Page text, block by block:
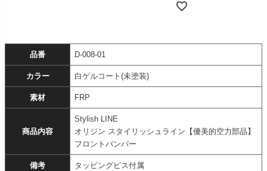
品番 D-008-01
カラー 白ゲルコート(未塗装)
素材 FRP
商品内容
Stylish LINE
オリジン スタイリッシュライン【優美的空力部品】
フロントバンパー
備考 タッピングビス付属